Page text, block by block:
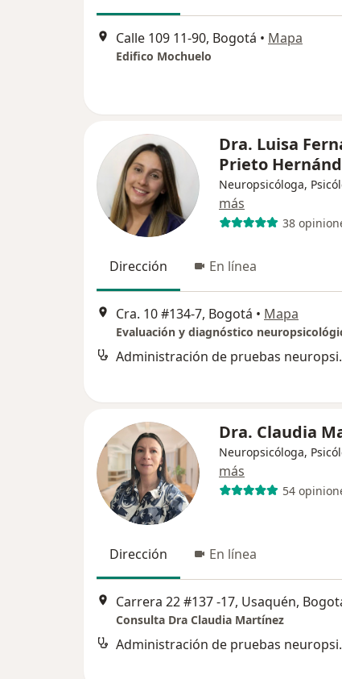
Calle 109 11-90, Bogotá • Mapa
Edifico Mochuelo
Dra. Luisa
Prieto
Neuropsicóloga,
más
38
Dirección En línea
Cra. 10 #134-7, Bogotá • Mapa
Evaluación y diagnóstico
Dra. Claudia
Neuropsicóloga,
más
54
Dirección En línea
Consulta Dra Claudia Martínez